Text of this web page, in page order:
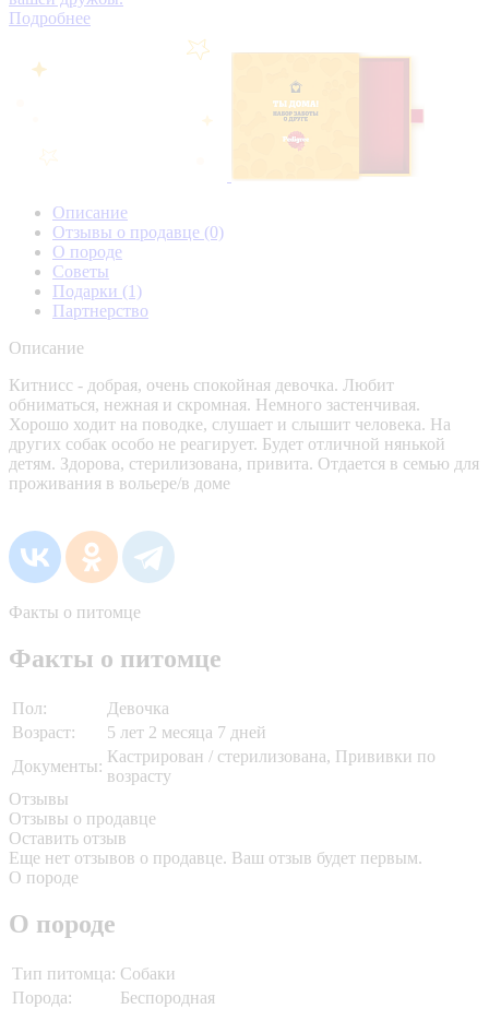
Подробнее
Описание
Отзывы о продавце (0)
О породе
Советы
Подарки (1)
Партнерство
Описание
Китнисс - добрая, очень спокойная девочка. Любит
обниматься, нежная и скромная. Немного застенчивая.
Хорошо ходит на поводке, слушает и слышит человека. На
других собак особо не реагирует. Будет отличной нянькой
детям. Здорова, стерилизована, привита. Отдается в семью для
проживания в вольере/в доме
Факты о питомце
Факты о питомце
Пол:
Девочка
Возраст:
5 лет 2 месяца 7 дней
Документы:
Кастрирован / стерилизована, Прививки по
возрасту
Отзывы
Отзывы о продавце
Оставить отзыв
Еще нет отзывов о продавце. Ваш отзыв будет первым.
О породе
О породе
Тип питомца: Собаки
Порода:
Беспородная